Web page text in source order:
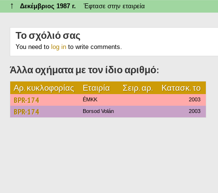
↑ Δεκέμβριος 1987 г. Έφτασε στην εταιρεία
Το σχόλιό σας
You need to log in to write comments.
Άλλα οχήματα με τον ίδιο αριθμό:
Αρ. κυκλοφορίας Εταιρία Σειρ. αρ. Κατασκ. το
BPR-174 ÉMKK 2003
BPR-174 Borsod Volán 2003